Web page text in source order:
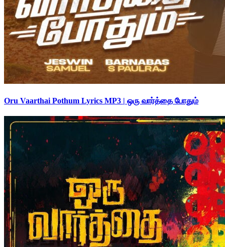
Oru Vaarthai Pothum Lyrics MP3 | ஒரு வார்த்தை போதும்